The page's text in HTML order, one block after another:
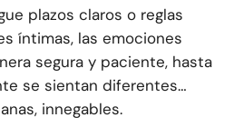
plazos claros o reglas
íntimas, las emociones
segura y paciente, hasta
se sientan diferentes…
innegables.